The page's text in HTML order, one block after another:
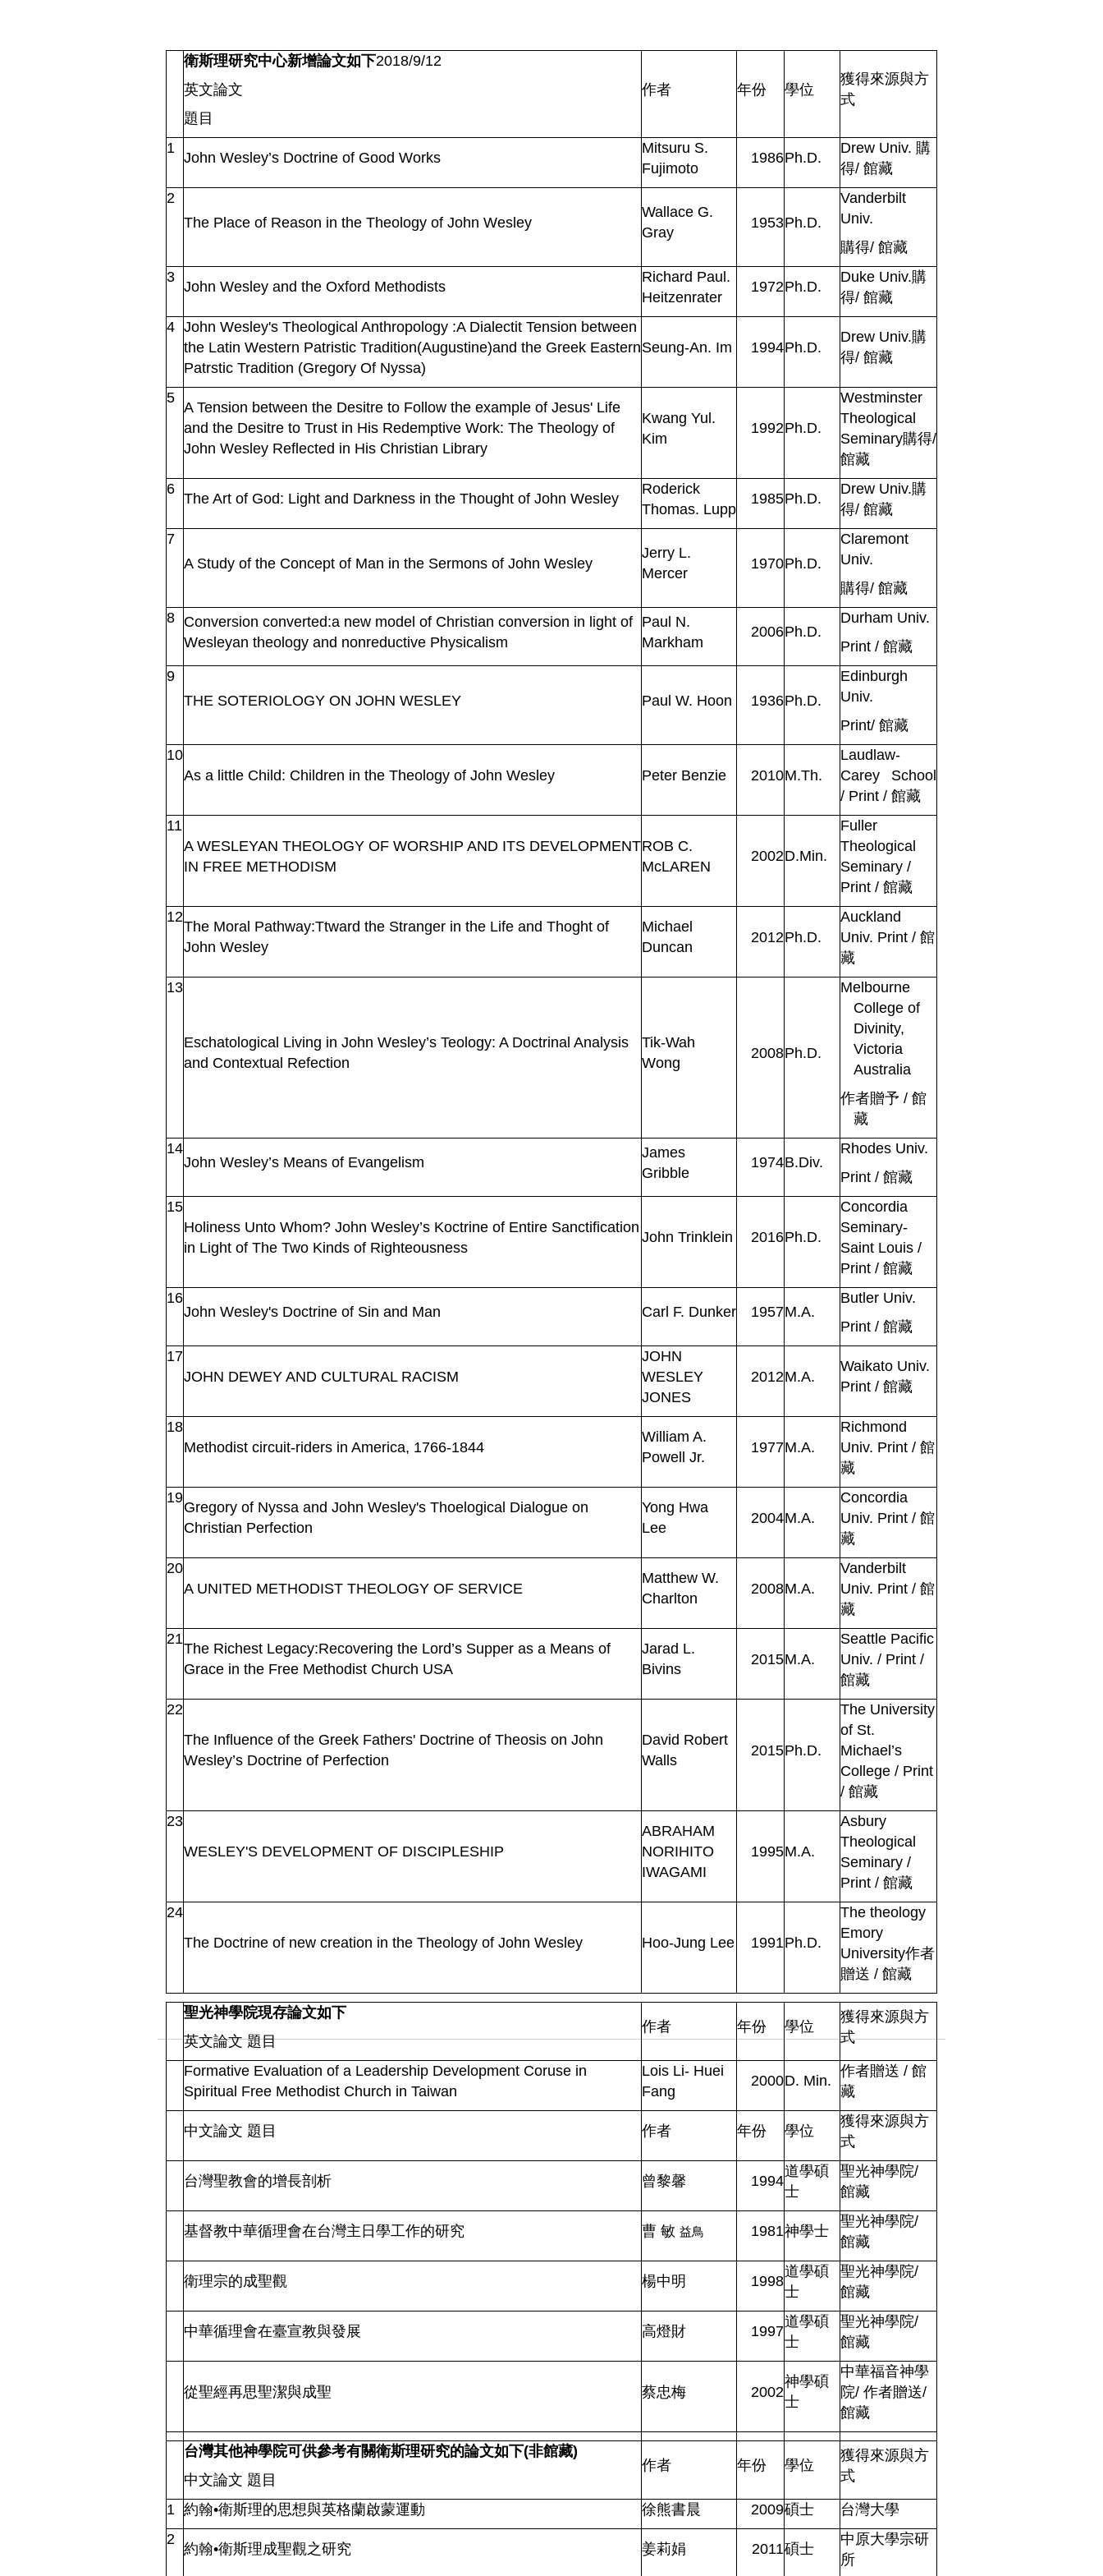
衛斯理研究中心新增論文如下2018/9/12
英文論文
題目
作者 年份 學位
獲得來源與方
式
1
John Wesley’s Doctrine of Good Works
Mitsuru S.
Fujimoto
1986Ph.D.
Drew Univ. 購
得/ 館藏
2
The Place of Reason in the Theology of John Wesley
Wallace G.
Gray
1953Ph.D.
Vanderbilt
Univ.
購得/ 館藏
3
John Wesley and the Oxford Methodists
Richard Paul.
Heitzenrater
1972Ph.D.
Duke Univ.購
得/ 館藏
4 John Wesley's Theological Anthropology :A Dialectit Tension between
the Latin Western Patristic Tradition(Augustine)and the Greek Eastern
Patrstic Tradition (Gregory Of Nyssa)
Seung-An. Im 1994Ph.D.
Drew Univ.購
得/ 館藏
5
A Tension between the Desitre to Follow the example of Jesus' Life
and the Desitre to Trust in His Redemptive Work: The Theology of
John Wesley Reflected in His Christian Library
Kwang Yul.
Kim
1992Ph.D.
Westminster
Theological
Seminary購得/
館藏
6
The Art of God: Light and Darkness in the Thought of John Wesley
Roderick
Thomas. Lupp
1985Ph.D.
Drew Univ.購
得/ 館藏
7
A Study of the Concept of Man in the Sermons of John Wesley
Jerry L.
Mercer
1970Ph.D.
Claremont
Univ.
購得/ 館藏
8 Conversion converted:a new model of Christian conversion in light of
Wesleyan theology and nonreductive Physicalism
Paul N.
Markham
2006Ph.D.
Durham Univ.
Print / 館藏
9
THE SOTERIOLOGY ON JOHN WESLEY
Paul W. Hoon 1936Ph.D.
Edinburgh
Univ.
Print/ 館藏
10
As a little Child: Children in the Theology of John Wesley
Peter Benzie 2010M.Th.
Laudlaw-
Carey School
/ Print / 館藏
11
A WESLEYAN THEOLOGY OF WORSHIP AND ITS DEVELOPMENT
IN FREE METHODISM
ROB C.
McLAREN
2002D.Min.
Fuller
Theological
Seminary /
Print / 館藏
12
The Moral Pathway:Ttward the Stranger in the Life and Thoght of
John Wesley
Michael
Duncan
2012Ph.D.
Auckland
Univ. Print / 館
藏
13
Eschatological Living in John Wesley’s Teology: A Doctrinal Analysis
and Contextual Refection
Tik-Wah
Wong
2008Ph.D.
Melbourne
College of
Divinity,
Victoria
Australia
作者贈予 / 館
藏
14
John Wesley’s Means of Evangelism
James
Gribble
1974B.Div.
Rhodes Univ.
Print / 館藏
15
Holiness Unto Whom? John Wesley’s Koctrine of Entire Sanctification
in Light of The Two Kinds of Righteousness
John Trinklein 2016Ph.D.
Concordia
Seminary-
Saint Louis /
Print / 館藏
16
John Wesley's Doctrine of Sin and Man
Carl F. Dunker 1957M.A.
Butler Univ.
Print / 館藏
17
JOHN DEWEY AND CULTURAL RACISM
JOHN
WESLEY
JONES
2012M.A.
Waikato Univ.
Print / 館藏
18
Methodist circuit-riders in America, 1766-1844
William A.
Powell Jr.
1977M.A.
Richmond
Univ. Print / 館
藏
19
Gregory of Nyssa and John Wesley's Thoelogical Dialogue on
Christian Perfection
Yong Hwa
Lee
2004M.A.
Concordia
Univ. Print / 館
藏
20
A UNITED METHODIST THEOLOGY OF SERVICE
Matthew W.
Charlton
2008M.A.
Vanderbilt
Univ. Print / 館
藏
21
The Richest Legacy:Recovering the Lord’s Supper as a Means of
Grace in the Free Methodist Church USA
Jarad L.
Bivins
2015M.A.
Seattle Pacific
Univ. / Print /
館藏
22
The Influence of the Greek Fathers' Doctrine of Theosis on John
Wesley’s Doctrine of Perfection
David Robert
Walls
2015Ph.D.
The University
of St.
Michael’s
College / Print
/ 館藏
23
WESLEY'S DEVELOPMENT OF DISCIPLESHIP
ABRAHAM
NORIHITO
IWAGAMI
1995M.A.
Asbury
Theological
Seminary /
Print / 館藏
24
The Doctrine of new creation in the Theology of John Wesley
Hoo-Jung Lee 1991Ph.D.
The theology
Emory
University作者
贈送 / 館藏
聖光神學院現存論文如下
英文論文 題目
作者 年份 學位
獲得來源與方
式
Formative Evaluation of a Leadership Development Coruse in
Spiritual Free Methodist Church in Taiwan
Lois Li- Huei
Fang
2000D. Min.
作者贈送 / 館
藏
中文論文 題目 作者 年份 學位
獲得來源與方
式
台灣聖教會的增長剖析 曾黎馨 1994
道學碩
士
聖光神學院/
館藏
基督教中華循理會在台灣主日學工作的研究 曹 敏 益鳥 1981神學士
聖光神學院/
館藏
衛理宗的成聖觀 楊中明 1998
道學碩
士
聖光神學院/
館藏
中華循理會在臺宣教與發展 高燈財 1997
道學碩
士
聖光神學院/
館藏
從聖經再思聖潔與成聖 蔡忠梅 2002
神學碩
士
中華福音神學
院/ 作者贈送/
館藏
台灣其他神學院可供參考有關衛斯理研究的論文如下(非館藏)
中文論文 題目
作者 年份 學位
獲得來源與方
式
1 約翰•衛斯理的思想與英格蘭啟蒙運動 徐熊書晨 2009碩士
台灣大學
2
約翰•衛斯理成聖觀之研究 姜莉娟 2011碩士
中原大學宗研
所